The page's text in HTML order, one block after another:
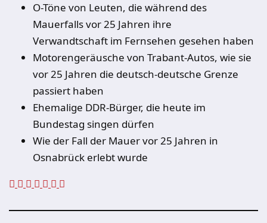
O-Töne von Leuten, die während des
Mauerfalls vor 25 Jahren ihre
Verwandtschaft im Fernsehen gesehen haben
Motorengeräusche von Trabant-Autos, wie sie
vor 25 Jahren die deutsch-deutsche Grenze
passiert haben
Ehemalige DDR-Bürger, die heute im
Bundestag singen dürfen
Wie der Fall der Mauer vor 25 Jahren in
Osnabrück erlebt wurde